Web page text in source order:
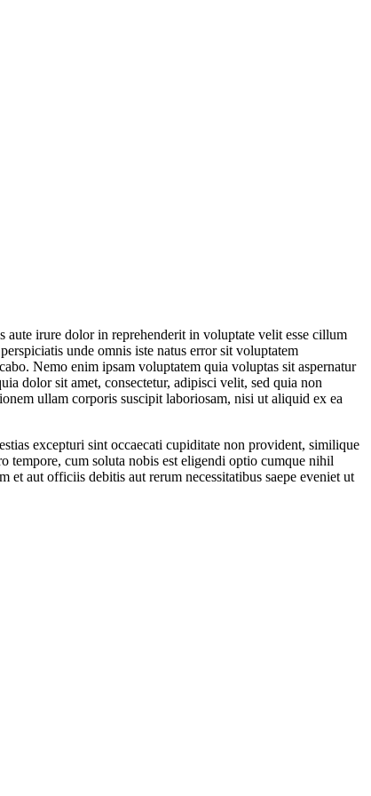
irure dolor in reprehenderit in voluptate velit esse cillum
unde omnis iste natus error sit voluptatem
Nemo enim ipsam voluptatem quia voluptas sit aspernatur
dolor sit amet, consectetur, adipisci velit, sed quia non
ullam corporis suscipit laboriosam, nisi ut aliquid ex ea
excepturi sint occaecati cupiditate non provident, similique
cum soluta nobis est eligendi optio cumque nihil
et aut officiis debitis aut rerum necessitatibus saepe eveniet ut